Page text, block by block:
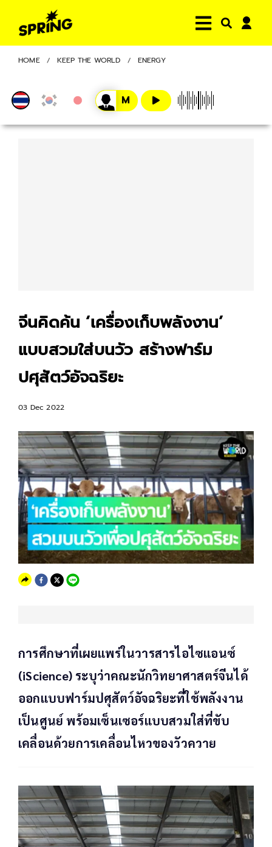
HOME KEEP THE WORLD ENERGY
จีนคิดค้น ‘เครื่องเก็บพลังงาน’
แบบสวมใส่บนวัว สร้างฟาร์ม
ปศุสัตว์อัจฉริยะ
03 Dec 2022
การศึกษาที่เผยแพร่ในวารสารไอไซแอนซ์
(iScience) ระบุว่าคณะนักวิทยาศาสตร์จีนได้
ออกแบบฟาร์มปศุสัตว์อัจฉริยะที่ใช้พลังงาน
เป็นศูนย์ พร้อมเซ็นเซอร์แบบสวมใส่ที่ขับ
เคลื่อนด้วยการเคลื่อนไหวของวัวควาย